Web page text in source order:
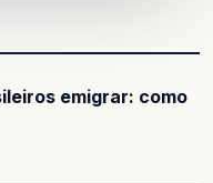
emigrar: como